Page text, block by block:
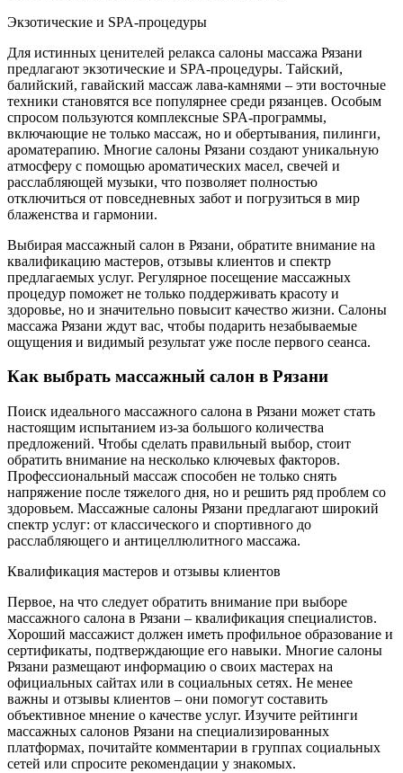
Экзотические и SPA-процедуры
Для истинных ценителей релакса салоны массажа Рязани
предлагают экзотические и SPA-процедуры. Тайский,
балийский, гавайский массаж лава-камнями – эти восточные
техники становятся все популярнее среди рязанцев. Особым
спросом пользуются комплексные SPA-программы,
включающие не только массаж, но и обертывания, пилинги,
ароматерапию. Многие салоны Рязани создают уникальную
атмосферу с помощью ароматических масел, свечей и
расслабляющей музыки, что позволяет полностью
отключиться от повседневных забот и погрузиться в мир
блаженства и гармонии.
Выбирая массажный салон в Рязани, обратите внимание на
квалификацию мастеров, отзывы клиентов и спектр
предлагаемых услуг. Регулярное посещение массажных
процедур поможет не только поддерживать красоту и
здоровье, но и значительно повысит качество жизни. Салоны
массажа Рязани ждут вас, чтобы подарить незабываемые
ощущения и видимый результат уже после первого сеанса.
Как выбрать массажный салон в Рязани
Поиск идеального массажного салона в Рязани может стать
настоящим испытанием из-за большого количества
предложений. Чтобы сделать правильный выбор, стоит
обратить внимание на несколько ключевых факторов.
Профессиональный массаж способен не только снять
напряжение после тяжелого дня, но и решить ряд проблем со
здоровьем. Массажные салоны Рязани предлагают широкий
спектр услуг: от классического и спортивного до
расслабляющего и антицеллюлитного массажа.
Квалификация мастеров и отзывы клиентов
Первое, на что следует обратить внимание при выборе
массажного салона в Рязани – квалификация специалистов.
Хороший массажист должен иметь профильное образование и
сертификаты, подтверждающие его навыки. Многие салоны
Рязани размещают информацию о своих мастерах на
официальных сайтах или в социальных сетях. Не менее
важны и отзывы клиентов – они помогут составить
объективное мнение о качестве услуг. Изучите рейтинги
массажных салонов Рязани на специализированных
платформах, почитайте комментарии в группах социальных
сетей или спросите рекомендации у знакомых.